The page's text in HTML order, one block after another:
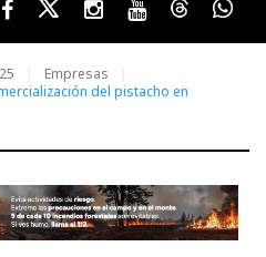
FacebookTwitterInstagram
YoutubeThreads
25
Empresas
del pistacho en